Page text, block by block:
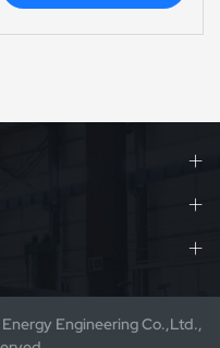
Engineering Co.,Ltd.,